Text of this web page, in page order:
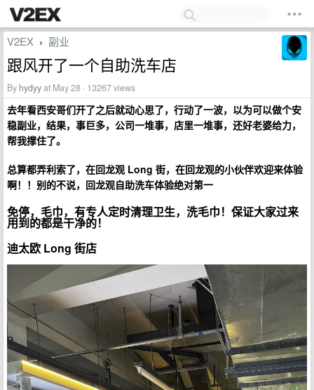
V2EX › 副业
跟风开了一个自助洗车店
By hydyyat May 28 · 13267 views
去年看西安哥们开了之后就动心思了，行动了一波，以为可以做个安
稳副业，结果，事巨多，公司一堆事，店里一堆事，还好老婆给力，
帮我撑住了。
总算都弄利索了，在回龙观 Long 街，在回龙观的小伙伴欢迎来体验
啊！！别的不说，回龙观自助洗车体验绝对第一
免停，毛巾，有专人定时清理卫生，洗毛巾！保证大家过来
用到的都是干净的！
迪太欧 Long 街店